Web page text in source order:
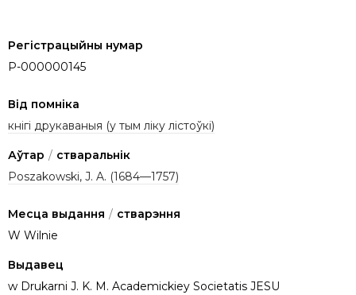
Регістрацыйны нумар
P-000000145
Від помніка
кнігі друкаваныя (у тым ліку лістоўкі)
Аўтар / стваральнік
Poszakowski, J. A. (1684—1757)
Месца выдання / стварэння
W Wilnie
Выдавец
w Drukarni J. K. M. Academickiey Societatis JESU